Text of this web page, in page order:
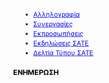
Αλληλογραφία
Συνεργασίες
Εκπροσωπήσεις
Εκδηλώσεις ΣΑΤΕ
Δελτία Τύπου ΣΑΤΕ
ΕΝΗΜΕΡΩΣΗ